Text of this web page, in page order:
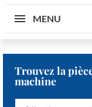
MENU
Trouvez la
machine